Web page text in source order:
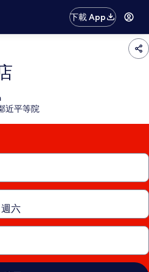
下載 App
近平等院